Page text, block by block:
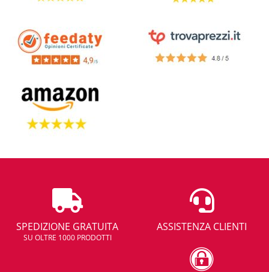
SPEDIZIONE GRATUITA
SU OLTRE 1000 PRODOTTI
ASSISTENZA CLIENTI